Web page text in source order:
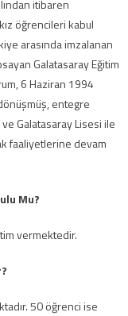
itibaren
öğrencileri kabul
arasında imzalanan
Galatasaray Eğitim
6 Haziran 1994
entegre
Galatasaray Lisesi ile
faaliyetlerine devam
Mu?
vermektedir.
50 öğrenci ise